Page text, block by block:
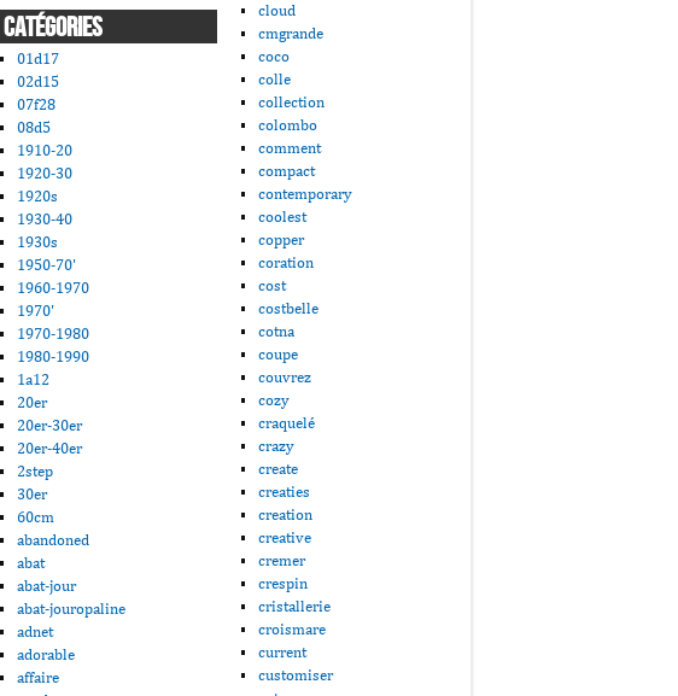
CATÉGORIES
01d17
02d15
07f28
08d5
1910-20
1920-30
1920s
1930-40
1930s
1950-70'
1960-1970
1970'
1970-1980
1980-1990
1a12
20er
20er-30er
20er-40er
2step
30er
60cm
abandoned
abat
abat-jour
abat-jouropaline
adnet
adorable
affaire
cloud
cmgrande
coco
colle
collection
colombo
comment
compact
contemporary
coolest
copper
coration
cost
costbelle
cotna
coupe
couvrez
cozy
craquelé
crazy
create
creaties
creation
creative
cremer
crespin
cristallerie
croismare
current
customiser